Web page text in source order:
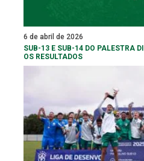
6 de abril de 2026
SUB-13 E SUB-14 DO PALESTRA
OS RESULTADOS